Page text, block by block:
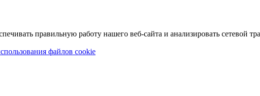
правильную работу нашего веб-сайта и анализировать сетевой
файлов cookie